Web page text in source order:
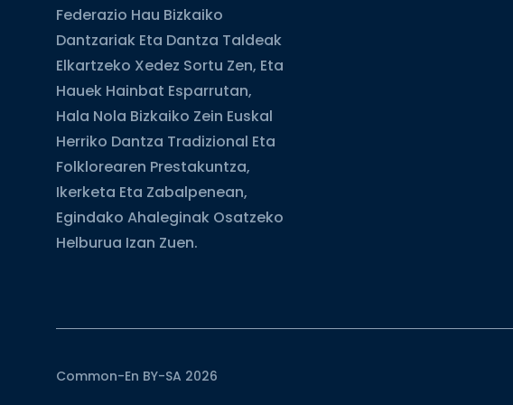
Federazio Hau Bizkaiko
Dantzariak Eta Dantza Taldeak
Elkartzeko Xedez Sortu Zen, Eta
Hauek Hainbat Esparrutan,
Hala Nola Bizkaiko Zein Euskal
Herriko Dantza Tradizional Eta
Folklorearen Prestakuntza,
Ikerketa Eta Zabalpenean,
Egindako Ahaleginak Osatzeko
Helburua Izan Zuen.
Common-En BY-SA 2026